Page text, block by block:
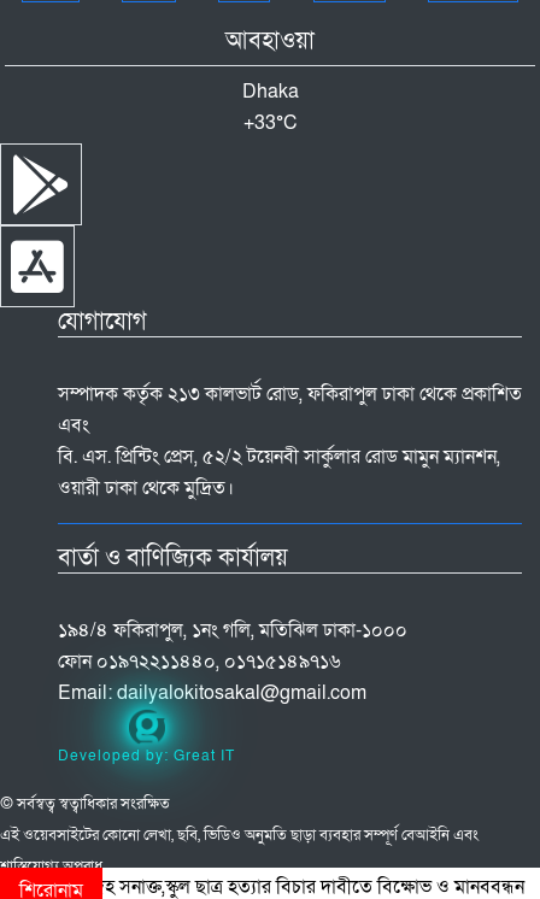
শিরোনাম
মরদেহ সনাক্ত,স্কুল ছাত্র হত্যার বিচার দাবীতে বিক্ষোভ ও মানববন্ধন
তীরে ফিরল বোন,বৌলাইয়ের জলে রয়ে গেল ভাই
লালমোহন সৃষ্টি মডেল একাডেমি পরিদর্শন করলেন
আবহাওয়া
Dhaka
+33°C
যোগাযোগ
সম্পাদক কর্তৃক ২১৩ কালভার্ট রোড, ফকিরাপুল ঢাকা থেকে প্রকাশিত
এবং
বি. এস. প্রিন্টিং প্রেস, ৫২/২ টয়েনবী সার্কুলার রোড মামুন ম্যানশন,
ওয়ারী ঢাকা থেকে মুদ্রিত।
বার্তা ও বাণিজ্যিক কার্যালয়
১৯৪/৪ ফকিরাপুল, ১নং গলি, মতিঝিল ঢাকা-১০০০
ফোন ০১৯৭২২১১৪৪০, ০১৭১৫১৪৯৭১৬
Email:dailyalokitosakal@gmail.com
Developed by: Great IT
© সর্বস্বত্ব স্বত্বাধিকার সংরক্ষিত
এই ওয়েবসাইটের কোনো লেখা, ছবি, ভিডিও অনুমতি ছাড়া ব্যবহার সম্পূর্ণ বেআইনি এবং
শাস্তিযোগ্য অপরাধ